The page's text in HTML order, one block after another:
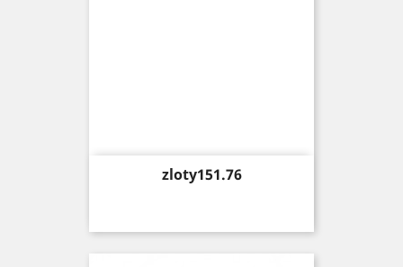
Price
zloty151.76